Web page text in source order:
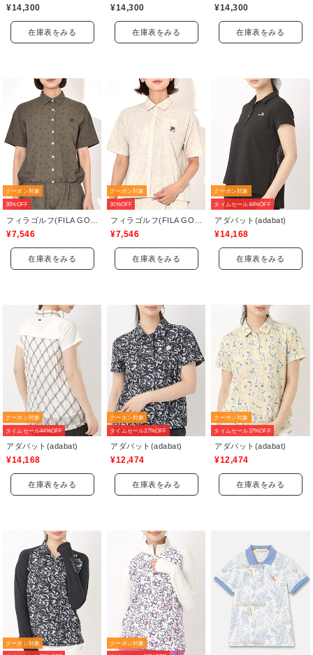
¥14,300
在庫表をみる
¥14,300
在庫表をみる
¥14,300
在庫表をみる
クーポン対象
30%OFF
¥7,546
在庫表をみる
クーポン対象
30%OFF
¥7,546
在庫表をみる
クーポン対象
タイムセール44%OFF
アダバット(adabat)
¥14,168
在庫表をみる
クーポン対象
タイムセール44%OFF
アダバット(adabat)
¥14,168
在庫表をみる
クーポン対象
タイムセール37%OFF
アダバット(adabat)
¥12,474
在庫表をみる
クーポン対象
タイムセール37%OFF
アダバット(adabat)
¥12,474
在庫表をみる
クーポン対象
クーポン対象